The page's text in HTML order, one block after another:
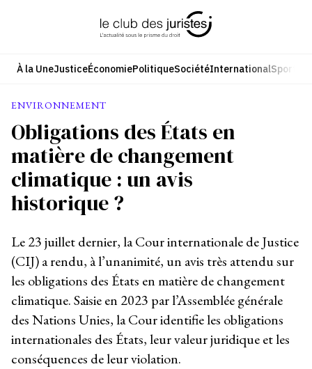
À la UneJusticeÉconomiePolitiqueSociétéInternationalSport
ENVIRONNEMENT
Obligations des États en
matière de changement
climatique : un avis
historique ?
Le 23 juillet dernier, la Cour internationale de Justice
(CIJ) a rendu, à l’unanimité, un avis très attendu sur
les obligations des États en matière de changement
climatique. Saisie en 2023 par l’Assemblée générale
des Nations Unies, la Cour identifie les obligations
internationales des États, leur valeur juridique et les
conséquences de leur violation.